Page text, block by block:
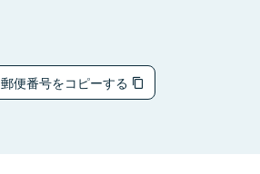
郵便番号をコピーする